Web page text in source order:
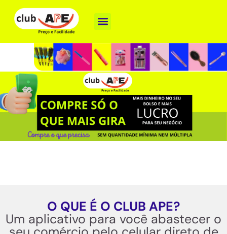
O QUE É O CLUB APE?
Um aplicativo para você abastecer o